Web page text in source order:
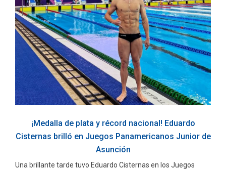
¡Medalla de plata y récord nacional! Eduardo
Cisternas brilló en Juegos Panamericanos Junior de
Asunción
Una brillante tarde tuvo Eduardo Cisternas en los Juegos